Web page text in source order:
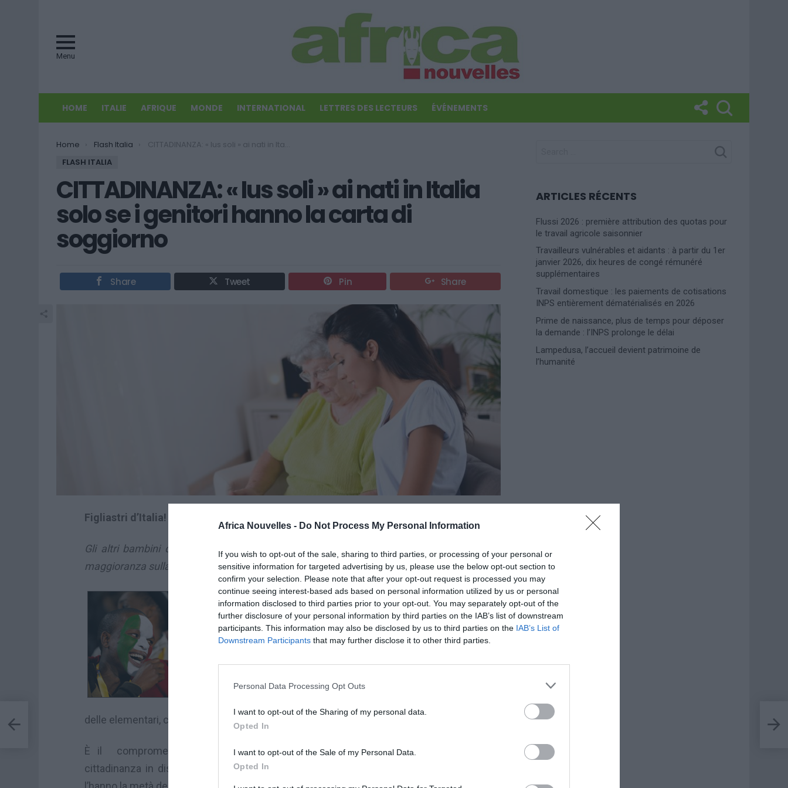
Africa Nouvelles - Do Not Process My Personal Information
If you wish to opt-out of the sale, sharing to third parties, or processing of your personal or
sensitive information for targeted advertising by us, please use the below opt-out section to
confirm your selection. Please note that after your opt-out request is processed you may
continue seeing interest-based ads based on personal information utilized by us or personal
information disclosed to third parties prior to your opt-out. You may separately opt-out of the
further disclosure of your personal information by third parties on the IAB’s list of downstream
participants. This information may also be disclosed by us to third parties on the IAB’s List of
Downstream Participants that may further disclose it to other third parties.
Personal Data Processing Opt Outs
I want to opt-out of the Sharing of my personal data.
Opted In
I want to opt-out of the Sale of my Personal Data.
Opted In
Menu
HOME ITALIE AFRIQUE MONDE INTERNATIONAL LETTRES DES LECTEURS ÉVÉNEMENTS
You are here:
Home Flash Italia
CITTADINANZA: « Ius soli » ai nati in Italia solo se i genitori hanno la carta di soggiorno
FLASH ITALIA
CITTADINANZA: « Ius soli » ai nati in Italia
solo se i genitori hanno la carta di
soggiorno
Share Tweet Pin Share
Figliastri d’Italia!
Gli altri bambini dovranno prima frequentare le scuole elementari. L’intesa della
maggioranza sulla riforma. Ecco com’è cambiato il testo in Commissione.
I bambini nati in Italia saranno subito italiani solo
se i genitori hanno il permesso di soggiorno per
soggiornanti di lungo periodo, la cosiddetta carta
bambini non nati in Itali ma arrivati qui entro i
dodici anni, dovranno prima frequentare uno o più
delle elementari, concluderle positivamente.
È il compromesso trovato all’interno della maggioranza sulla riforma della
cittadinanza in discussione alla Camera. I « paletti » della carta di soggiorno (ce
ARTICLES RÉCENTS
Flussi 2026 : première attribution des quotas pour
le travail agricole saisonnier
Travailleurs vulnérables et aidants : à partir du 1er
janvier 2026, dix heures de congé rémunéré
supplémentaires
Travail domestique : les paiements de cotisations
INPS entièrement dématérialisés en 2026
Prime de naissance, plus de temps pour déposer
la demande : l’INPS prolonge le délai
Lampedusa, l’accueil devient patrimoine de
l’humanité